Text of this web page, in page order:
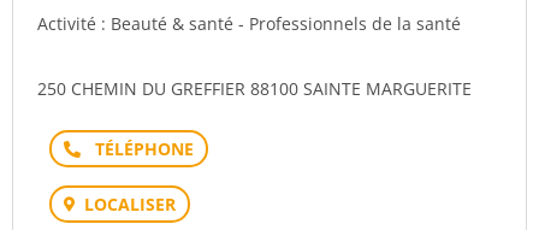
Activité : Beauté & santé - Professionnels de la santé
250 CHEMIN DU GREFFIER 88100 SAINTE MARGUERITE
Téléphone
LOCALISER